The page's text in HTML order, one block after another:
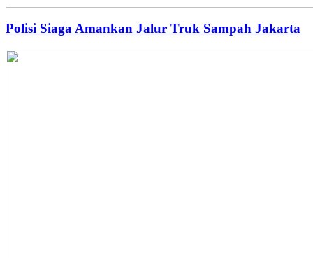
Polisi Siaga Amankan Jalur Truk Sampah Jakarta